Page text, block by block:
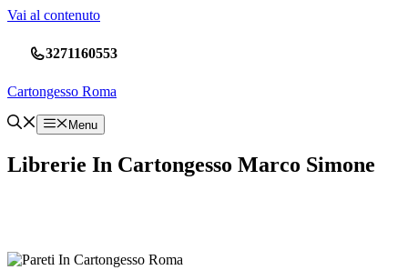
Vai al contenuto
3271160553
Cartongesso Roma
Menu
Librerie In Cartongesso Marco Simone